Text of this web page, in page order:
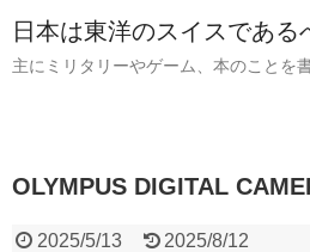
日本は東洋のスイスである
主にミリタリーやゲーム、本のことを
OLYMPUS DIGITAL
2025/5/13 2025/8/12